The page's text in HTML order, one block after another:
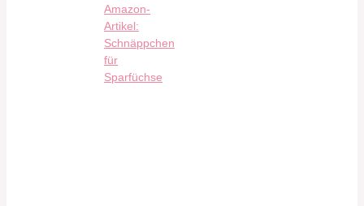
Amazon-
Artikel:
Schnäppchen
für
Sparfüchse